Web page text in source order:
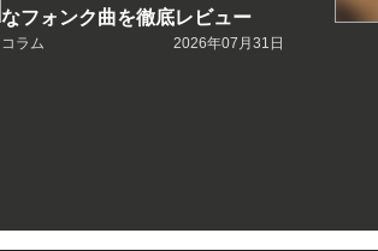
なフォンク曲を徹底レビュー
コラム 2026年07月31日